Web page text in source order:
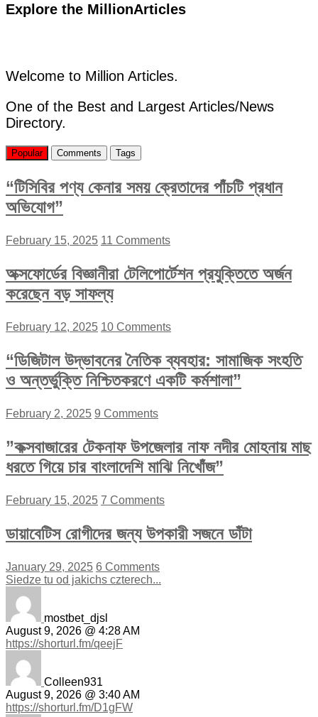
Explore the MillionArticles
Welcome to Million Articles.
One of the Best and Largest Articles/News
Directory.
Popular Comments Tags
“টিসিবির পণ্য কেনার সময় ক্রেতাদের পাঁচটি প্রধান
অভিযোগ”
February 15, 2025 11 Comments
অক্সফোর্ডের বিজ্ঞানীরা টেলিপোর্টেশন প্রযুক্তিতে অর্জন
করেছেন বড় সাফল্য
February 12, 2025 10 Comments
“ডিজিটাল উদ্ভাবনের নৈতিক ব্যবহার: সামাজিক সংহতি
ও অন্তর্ভুক্তি নিশ্চিতকরণে একটি কর্মশালা”
February 2, 2025 9 Comments
”কক্সবাজারের টেকনাফ উপজেলার নাফ নদীর মোহনায় মাছ
ধরতে গিয়ে চার বাংলাদেশি মাঝি নিখোঁজ”
February 15, 2025 7 Comments
ডায়াবেটিস রোগীদের জন্য উপকারী সজনে ডাঁটা
January 29, 2025 6 Comments
Siedze tu od jakichs czterech...
mostbet_djsl
August 9, 2026 @ 4:28 AM
https://shorturl.fm/qeejF
Colleen931
August 9, 2026 @ 3:40 AM
https://shorturl.fm/D1gFW